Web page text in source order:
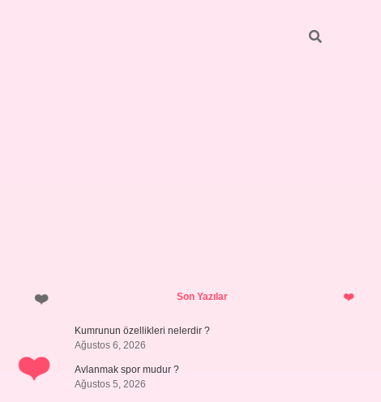
SidebarSon Yazılar
Kumrunun özellikleri nelerdir ?
Ağustos 6, 2026
Avlanmak spor mudur ?
Ağustos 5, 2026